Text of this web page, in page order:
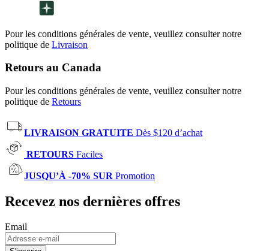
Pour les conditions générales de vente, veuillez consulter notre
politique de Livraison
Retours au Canada
Pour les conditions générales de vente, veuillez consulter notre
politique de Retours
LIVRAISON GRATUITE Dès $120 d’achat
RETOURS Faciles
JUSQU’À -70% SUR Promotion
Recevez nos dernières offres
Email